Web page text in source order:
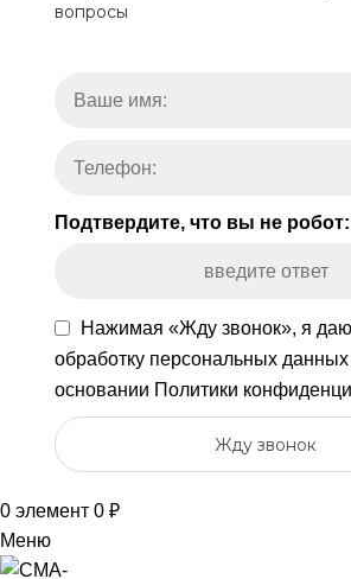
вопросы
Подтвердите, что вы не робот:
Нажимая «Жду звонок», я даю
обработку персональных данных
основании Политики
Жду звонок
0 элемент 0 ₽
Меню